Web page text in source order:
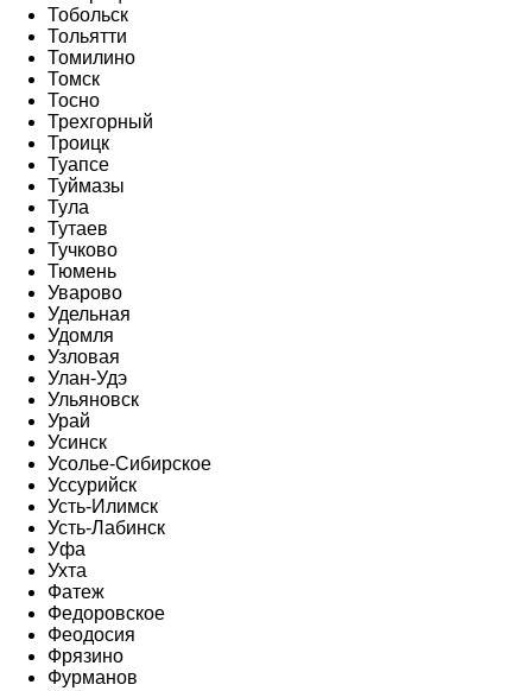
Тобольск
Тольятти
Томилино
Томск
Тосно
Трехгорный
Троицк
Туапсе
Туймазы
Тула
Тутаев
Тучково
Тюмень
Уварово
Удельная
Удомля
Узловая
Улан-Удэ
Ульяновск
Урай
Усинск
Усолье-Сибирское
Уссурийск
Усть-Илимск
Усть-Лабинск
Уфа
Ухта
Фатеж
Федоровское
Феодосия
Фрязино
Фурманов